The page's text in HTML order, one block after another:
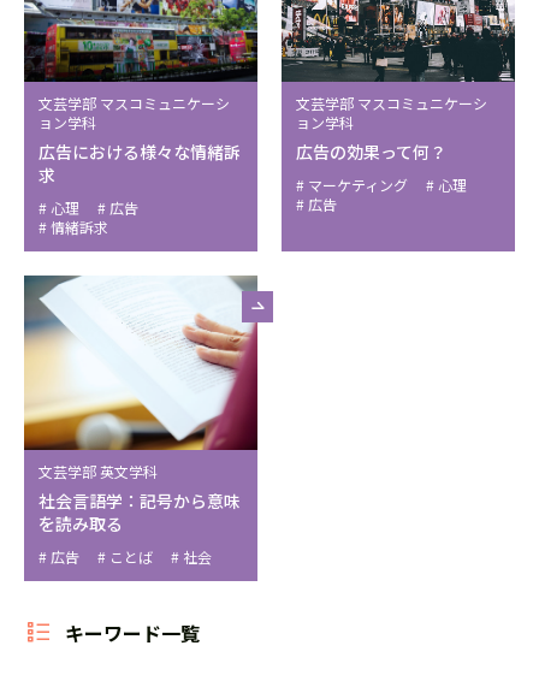
文芸学部 マスコミュニケーシ
ョン学科
広告における様々な情緒訴
求
心理
広告
情緒訴求
文芸学部 マスコミュニケーシ
ョン学科
広告の効果って何？
マーケティング
心理
広告
文芸学部 英文学科
社会言語学：記号から意味
を読み取る
広告 ことば 社会
キーワード一覧